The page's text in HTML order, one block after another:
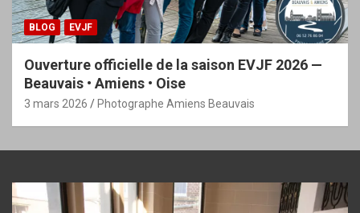
BLOG EVJF
Ouverture officielle de la saison EVJF 2026 —
Beauvais • Amiens • Oise
3 mars 2026 Photographe Amiens Beauvais